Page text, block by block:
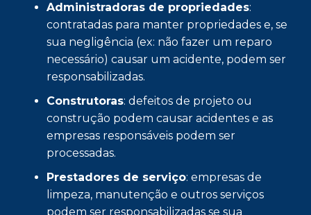
Administradoras de propriedades:
contratadas para manter propriedades e, se
sua negligência (ex: não fazer um reparo
necessário) causar um acidente, podem ser
responsabilizadas.
Construtoras: defeitos de projeto ou
construção podem causar acidentes e as
empresas responsáveis podem ser
processadas.
Prestadores de serviço: empresas de
limpeza, manutenção e outros serviços
podem ser responsabilizadas se sua